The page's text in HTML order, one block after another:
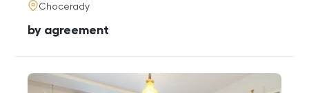
adresa
Chocerady
cena
by agreement